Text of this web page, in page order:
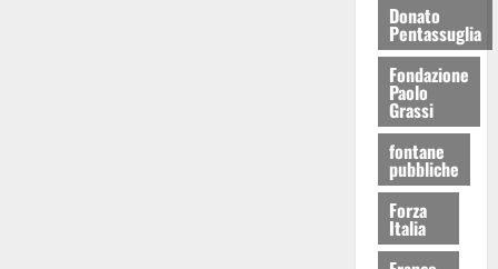
Donato
Pentassuglia
Fondazione
Paolo
Grassi
fontane
pubbliche
Forza
Italia